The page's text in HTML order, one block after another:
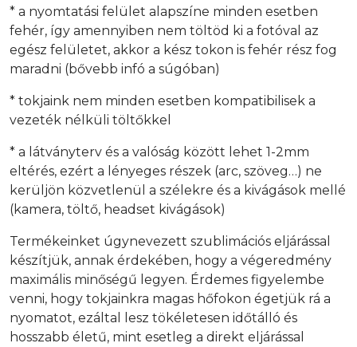
* a nyomtatási felület alapszíne minden esetben
fehér, így amennyiben nem töltöd ki a fotóval az
egész felületet, akkor a kész tokon is fehér rész fog
maradni (bővebb infó a súgóban)
* tokjaink nem minden esetben kompatibilisek a
vezeték nélküli töltőkkel
* a látványterv és a valóság között lehet 1-2mm
eltérés, ezért a lényeges részek (arc, szöveg…) ne
kerüljön közvetlenül a szélekre és a kivágások mellé
(kamera, töltő, headset kivágások)
Termékeinket úgynevezett szublimációs eljárással
készítjük, annak érdekében, hogy a végeredmény
maximális minőségű legyen. Érdemes figyelembe
venni, hogy tokjainkra magas hőfokon égetjük rá a
nyomatot, ezáltal lesz tökéletesen időtálló és
hosszabb életű, mint esetleg a direkt eljárással